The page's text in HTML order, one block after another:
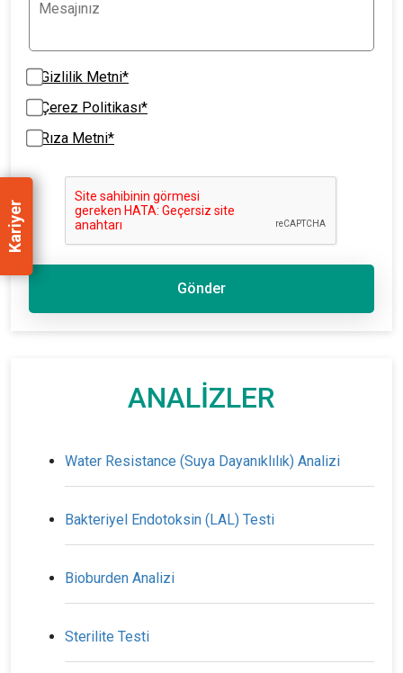
Gizlilik Metni*
Çerez Politikası*
Rıza Metni*
Gönder
ANALİZLER
Water Resistance (Suya Dayanıklılık) Analizi
Bakteriyel Endotoksin (LAL) Testi
Bioburden Analizi
Sterilite Testi
Kariyer